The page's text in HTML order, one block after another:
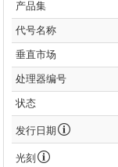
产品集
代号名称
垂直市场
处理器编号
状态
发行日期
光刻